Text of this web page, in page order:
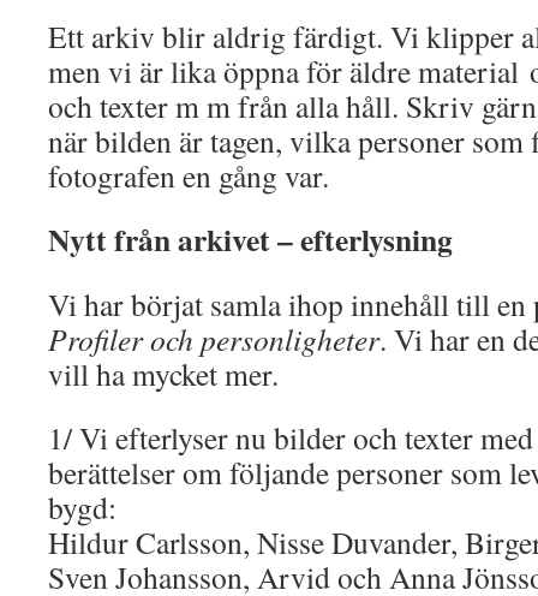
Ett arkiv blir aldrig färdigt. Vi klipper
men vi är lika öppna för äldre material
och texter m m från alla håll. Skriv
när bilden är tagen, vilka personer som
fotografen en gång var.
Nytt från arkivet – efterlysning
Vi har börjat samla ihop innehåll till
Profiler och personligheter. Vi har en
vill ha mycket mer.
1/ Vi efterlyser nu bilder och texter
berättelser om följande personer som
bygd:
Hildur Carlsson, Nisse Duvander,
Sven Johansson, Arvid och Anna